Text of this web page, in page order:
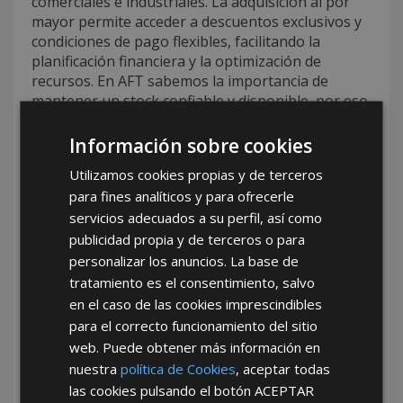
mayor permite acceder a descuentos exclusivos y
condiciones de pago flexibles, facilitando la
planificación financiera y la optimización de
recursos. En AFT sabemos la importancia de
mantener un stock confiable y disponible, por eso
disponibilidad inmediata, rapidez en la entrega y
satisfacción total de nuestros clientes.
Tu mejor opción de
mayorista de cerraduras
Wolfpack con AFT
Si buscastu mejor opción de mayorista de
cerraduras Wolfpack, AFT destaca por su
compromiso con la calidad, la atención
personalizada y una amplia variedad de productos
que incluyen cerraduras Wolfpack y otros
Información sobre cookies
Utilizamos cookies propias y de terceros
para fines analíticos y para ofrecerle
servicios adecuados a su perfil, así como
publicidad propia y de terceros o para
personalizar los anuncios. La base de
tratamiento es el consentimiento, salvo
en el caso de las cookies imprescindibles
para el correcto funcionamiento del sitio
web. Puede obtener más información en
nuestrapolítica de Cookies, aceptar todas
las cookies pulsando el botónACEPTAR